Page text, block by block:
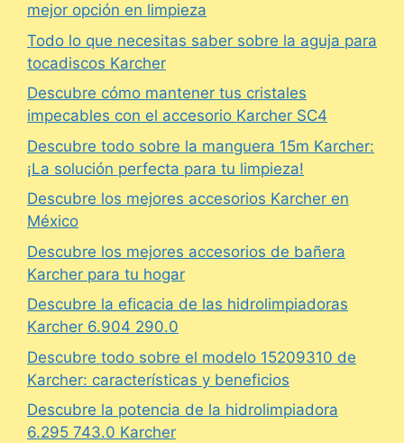
mejor opción en limpieza
Todo lo que necesitas saber sobre la aguja para
tocadiscos Karcher
Descubre cómo mantener tus cristales
impecables con el accesorio Karcher SC4
Descubre todo sobre la manguera 15m Karcher:
¡La solución perfecta para tu limpieza!
Descubre los mejores accesorios Karcher en
México
Descubre los mejores accesorios de bañera
Karcher para tu hogar
Descubre la eficacia de las hidrolimpiadoras
Karcher 6.904 290.0
Descubre todo sobre el modelo 15209310 de
Karcher: características y beneficios
Descubre la potencia de la hidrolimpiadora
6.295 743.0 Karcher